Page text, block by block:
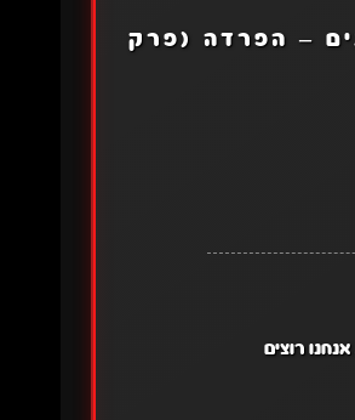
– הפרדה (פרק
רוצים